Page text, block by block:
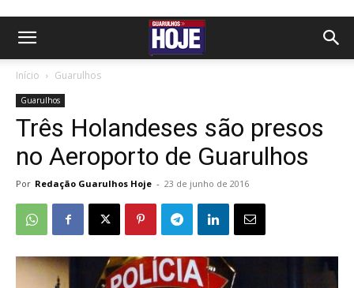
Início Guarulhos
Guarulhos
Três Holandeses são presos
no Aeroporto de Guarulhos
Por Redação Guarulhos Hoje - 23 de junho de 2016